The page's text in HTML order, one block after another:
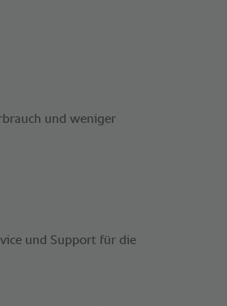
und weniger
und Support für die